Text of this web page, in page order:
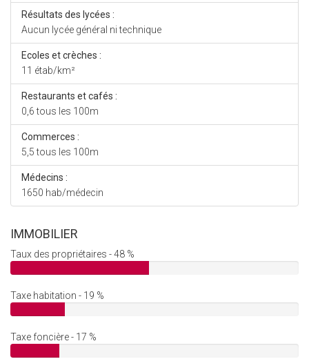
Résultats des lycées :
Aucun lycée général ni technique
Ecoles et crèches :
11 étab/km²
Restaurants et cafés :
0,6 tous les 100m
Commerces :
5,5 tous les 100m
Médecins :
1650 hab/médecin
IMMOBILIER
Taux des propriétaires - 48 %
Taxe habitation - 19 %
Taxe foncière - 17 %